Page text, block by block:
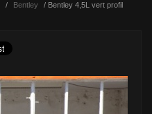
/ Bentley / Bentley 4,5L vert profil